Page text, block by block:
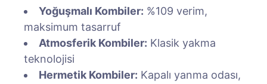
Yoğuşmalı Kombiler: %109 verim,
maksimum tasarruf
Atmosferik Kombiler: Klasik yakma
teknolojisi
Hermetik Kombiler: Kapalı yanma odası,